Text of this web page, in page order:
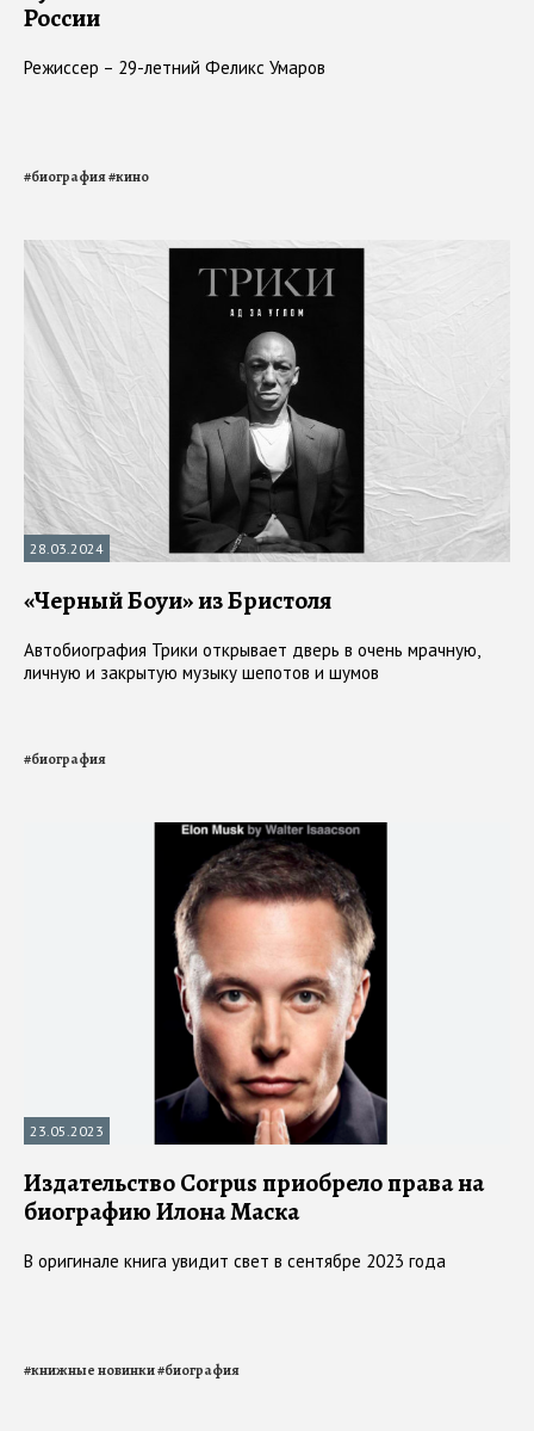
России
Режиссер – 29-летний Феликс Умаров
#биография#кино
28.03.2024
«Черный Боуи» из Бристоля
Автобиография Трики открывает дверь в очень мрачную,
личную и закрытую музыку шепотов и шумов
#биография
23.05.2023
Издательство Corpus приобрело права на
биографию Илона Маска
В оригинале книга увидит свет в сентябре 2023 года
#книжные новинки#биография